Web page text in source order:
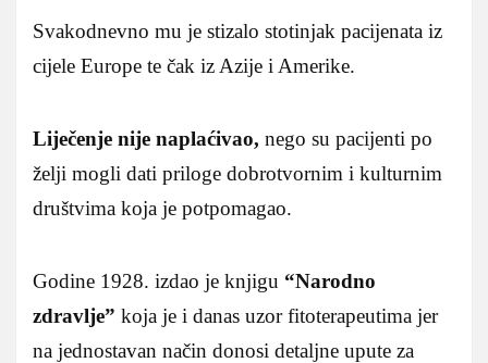
Svakodnevno mu je stizalo stotinjak pacijenata iz
cijele Europe te čak iz Azije i Amerike.
Liječenje nije naplaćivao, nego su pacijenti po
želji mogli dati priloge dobrotvornim i kulturnim
društvima koja je potpomagao.
Godine 1928. izdao je knjigu “Narodno
zdravlje” koja je i danas uzor fitoterapeutima jer
na jednostavan način donosi detaljne upute za